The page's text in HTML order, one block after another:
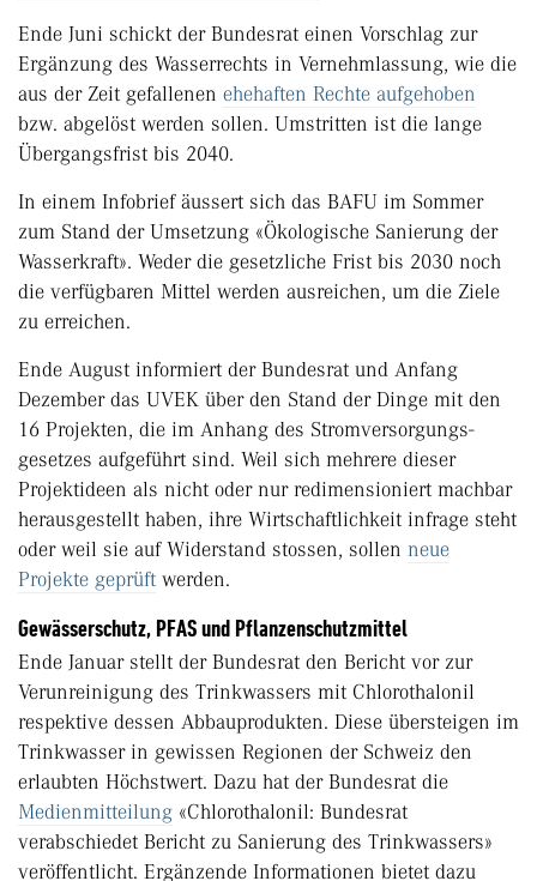
Ende Juni schickt der Bundesrat einen Vorschlag zur
Ergänzung des Wasserrechts in Vernehmlassung, wie die
aus der Zeit gefallenen ehehaften Rechte aufgehoben
bzw. abgelöst werden sollen. Umstritten ist die lange
Übergangsfrist bis 2040.
In einem Infobrief äussert sich das BAFU im Sommer
zum Stand der Umsetzung «Ökologische Sanierung der
Wasserkraft». Weder die gesetzliche Frist bis 2030 noch
die verfügbaren Mittel werden ausreichen, um die Ziele
zu erreichen.
Ende August informiert der Bundesrat und Anfang
Dezember das UVEK über den Stand der Dinge mit den
16 Projekten, die im Anhang des Stromversorgungs­
gesetzes aufgeführt sind. Weil sich mehrere dieser
Projektideen als nicht oder nur redimensioniert machbar
herausgestellt haben, ihre Wirtschaftlichkeit infrage steht
oder weil sie auf Widerstand stossen, sollen neue
Projekte geprüft werden.
Gewässerschutz, PFAS und Pflanzenschutzmittel
Ende Januar stellt der Bundesrat den Bericht vor zur
Verunreinigung des Trinkwassers mit Chlorothalonil
respektive dessen Abbauprodukten. Diese übersteigen im
Trinkwasser in gewissen Regionen der Schweiz den
erlaubten Höchstwert. Dazu hat der Bundesrat die
Medienmitteilung «Chlorothalonil: Bundesrat
verabschiedet Bericht zu Sanierung des Trinkwassers»
veröffentlicht. Ergänzende Informationen bietet dazu